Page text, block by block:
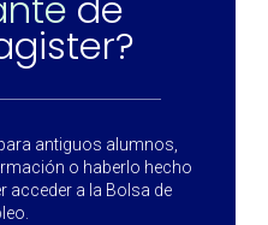
de
antiguos alumnos,
o haberlo hecho
acceder a la Bolsa de